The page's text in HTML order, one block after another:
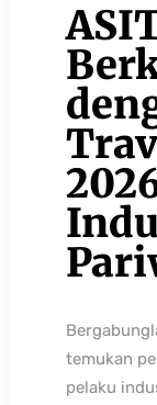
temukan
pelaku